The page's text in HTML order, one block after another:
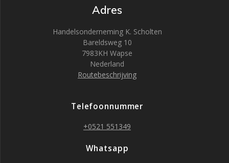
Adres
Handelsonderneming K. Scholten
Bareldsweg 10
7983KH Wapse
Nederland
Routebeschrijving
Telefoonnummer
+0521 551349
Whatsapp